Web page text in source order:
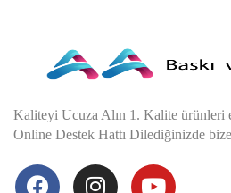
Kaliteyi Ucuza Alın 1. Kalite ürünleri
Online Destek Hattı Dilediğinizde